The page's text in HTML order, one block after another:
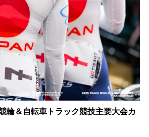
輪＆自転車トラック競技主要大会カ